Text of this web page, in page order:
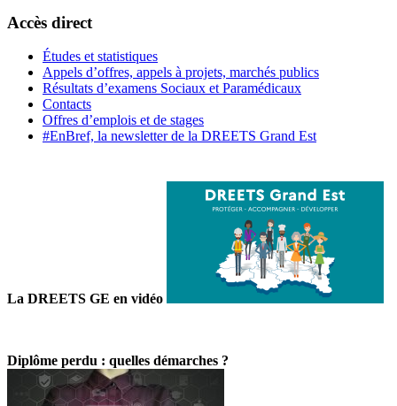
Accès direct
Études et statistiques
Appels d’offres, appels à projets, marchés publics
Résultats d’examens Sociaux et Paramédicaux
Contacts
Offres d’emplois et de stages
#EnBref, la newsletter de la DREETS Grand Est
La DREETS GE en vidéo
Diplôme perdu : quelles démarches ?